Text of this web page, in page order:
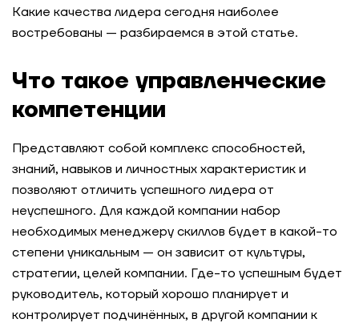
Какие качества лидера сегодня наиболее
востребованы — разбираемся в этой статье.
Что такое управленческие
компетенции
Представляют собой комплекс способностей,
знаний, навыков и личностных характеристик и
позволяют отличить успешного лидера от
неуспешного. Для каждой компании набор
необходимых менеджеру скиллов будет в какой-то
степени уникальным — он зависит от культуры,
стратегии, целей компании. Где-то успешным будет
руководитель, который хорошо планирует и
контролирует подчинённых, в другой компании к